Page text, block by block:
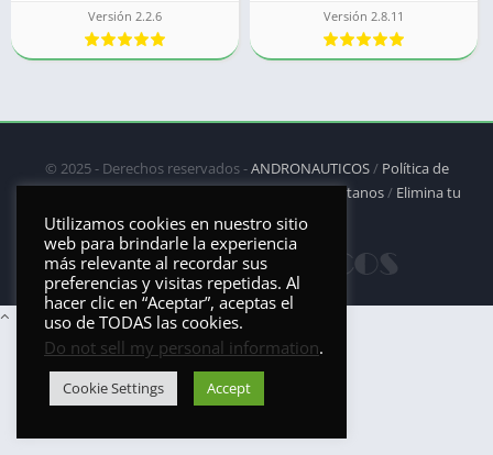
Versión 2.2.6 Versión 2.8.11
© 2025 - Derechos reservados -ANDRONAUTICOS/ Política de
privacidad/Política de Cookies/DMCA/Contáctanos/ Elimina tu
aplicación
Utilizamos cookies en nuestro sitio
web para brindarle la experiencia
más relevante al recordar sus
preferencias y visitas repetidas. Al
hacer clic en “Aceptar”, aceptas el
uso de TODAS las cookies.
Do not sell my personal information.
Cookie Settings Accept